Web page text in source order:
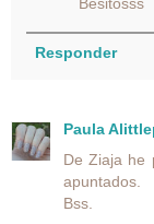
Responder
Paula
De Ziaja he
apuntados.
Bss.